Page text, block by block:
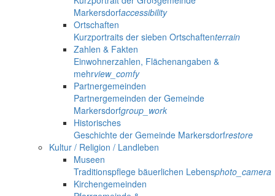
Markersdorfaccessibility
Ortschaften
Kurzportraits der sieben Ortschaftenterrain
Zahlen & Fakten
Einwohnerzahlen, Flächenangaben &
mehrview_comfy
Partnergemeinden
Partnergemeinden der Gemeinde
Markersdorfgroup_work
Historisches
Geschichte der Gemeinde Markersdorfrestore
Kultur / Religion / Landleben
Museen
Traditionspflege bäuerlichen Lebensphoto_camera
Kirchengemeinden